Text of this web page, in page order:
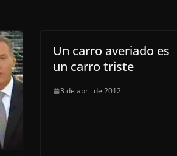
Un carro averiado es
un carro triste
3 de abril de 2012